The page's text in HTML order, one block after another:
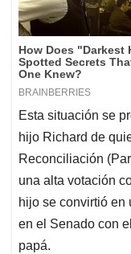
Esta situación se
hijo Richard de
Reconciliación
una alta votación
hijo se convirtió en
en el Senado con
papá.